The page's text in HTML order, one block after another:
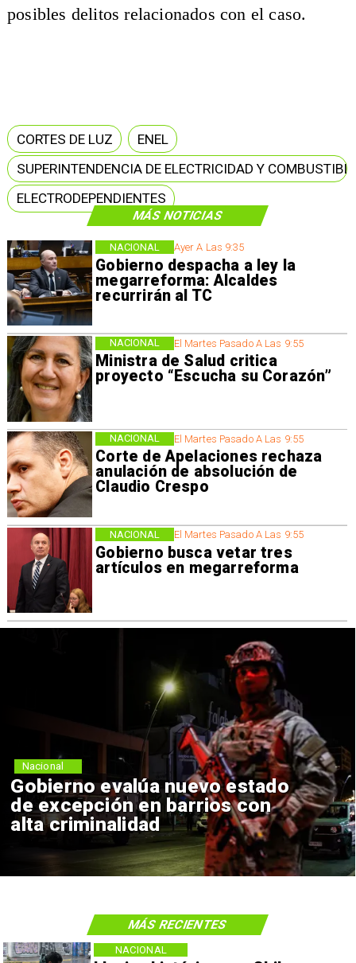
MÁS NOTICIAS
Ayer A Las 9:35
Gobierno despacha a ley la
megarreforma: Alcaldes
recurrirán al TC
NACIONAL
El Martes Pasado A Las 9:55
Ministra de Salud critica
proyecto “Escucha su Corazón”
NACIONAL
El Martes Pasado A Las 9:55
Corte de Apelaciones rechaza
anulación de absolución de
Claudio Crespo
NACIONAL
El Martes Pasado A Las 9:55
Gobierno busca vetar tres
artículos en megarreforma
NACIONAL
posibles delitos relacionados con el caso.
CORTES DE LUZ
ENEL
SUPERINTENDENCIA DE ELECTRICIDAD Y
ELECTRODEPENDIENTES
Gobierno evalúa nuevo estado
de excepción en barrios con
alta criminalidad
Nacional
NACIONAL
MÁS RECIENTES